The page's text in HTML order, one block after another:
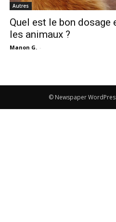
Autres
Quel est le bon dosage
les animaux ?
Manon G. -
© Newspaper